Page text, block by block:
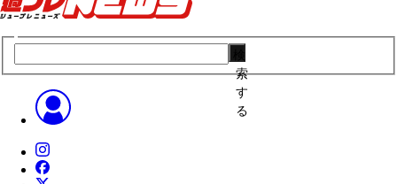
索
す
る